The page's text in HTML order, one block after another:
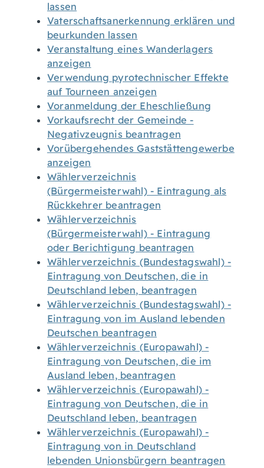
lassen
Vaterschaftsanerkennung erklären und
beurkunden lassen
Veranstaltung eines Wanderlagers
anzeigen
Verwendung pyrotechnischer Effekte
auf Tourneen anzeigen
Voranmeldung der Eheschließung
Vorkaufsrecht der Gemeinde -
Negativzeugnis beantragen
Vorübergehendes Gaststättengewerbe
anzeigen
Wählerverzeichnis
(Bürgermeisterwahl) - Eintragung als
Rückkehrer beantragen
Wählerverzeichnis
(Bürgermeisterwahl) - Eintragung
oder Berichtigung beantragen
Wählerverzeichnis (Bundestagswahl) -
Eintragung von Deutschen, die in
Deutschland leben, beantragen
Wählerverzeichnis (Bundestagswahl) -
Eintragung von im Ausland lebenden
Deutschen beantragen
Wählerverzeichnis (Europawahl) -
Eintragung von Deutschen, die im
Ausland leben, beantragen
Wählerverzeichnis (Europawahl) -
Eintragung von Deutschen, die in
Deutschland leben, beantragen
Wählerverzeichnis (Europawahl) -
Eintragung von in Deutschland
lebenden Unionsbürgern beantragen